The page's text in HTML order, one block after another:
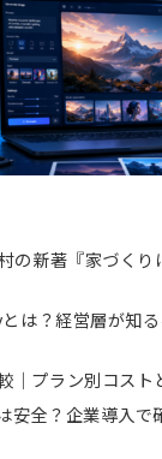
の新著『家づく
は？経営層が知
｜プラン別コスト
安全？企業導入で